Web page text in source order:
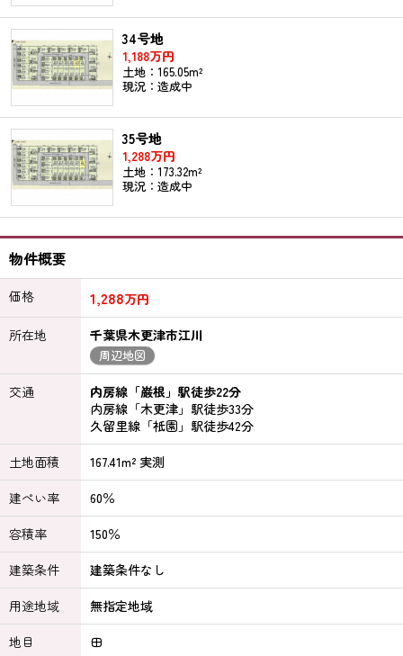
34号地
1,188万円
土地：165.05m²
現況：造成中
35号地
1,288万円
土地：173.32m²
現況：造成中
物件概要
価格 1,288万円
所在地
千葉県木更津市江川
周辺地図
交通
内房線「巌根」駅徒歩22分
内房線「木更津」駅徒歩33分
久留里線「祇園」駅徒歩42分
土地面積
167.41m² 実測
建ぺい率
60％
容積率
150％
建築条件
建築条件なし
用途地域
無指定地域
地目
田